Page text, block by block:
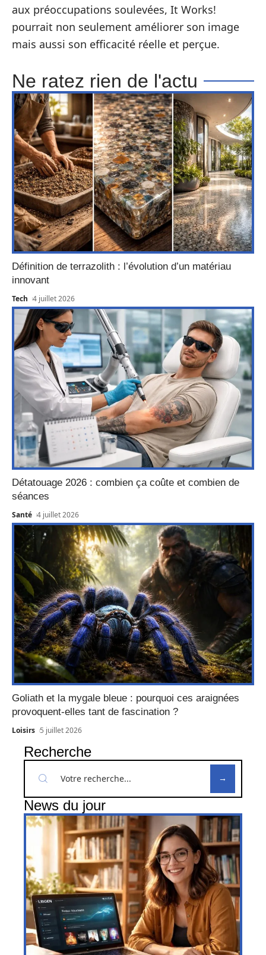
aux préoccupations soulevées, It Works!
pourrait non seulement améliorer son image
mais aussi son efficacité réelle et perçue.
Ne ratez rien de l'actu
Définition de terrazolith : l’évolution d’un matériau
innovant
Tech 4 juillet 2026
Détatouage 2026 : combien ça coûte et combien de
séances
Santé 4 juillet 2026
Goliath et la mygale bleue : pourquoi ces araignées
provoquent-elles tant de fascination ?
Loisirs 5 juillet 2026
Recherche
News du jour